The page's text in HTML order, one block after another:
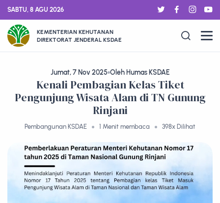
SABTU, 8 AGU 2026
KEMENTERIAN KEHUTANAN
DIREKTORAT JENDERAL KSDAE
Jumat, 7 Nov 2025 Oleh Humas KSDAE
Kenali Pembagian Kelas Tiket
Pengunjung Wisata Alam di TN Gunung
Rinjani
Pembangunan KSDAE 1 Menit membaca 398x Dilihat
PENGUMUMAN